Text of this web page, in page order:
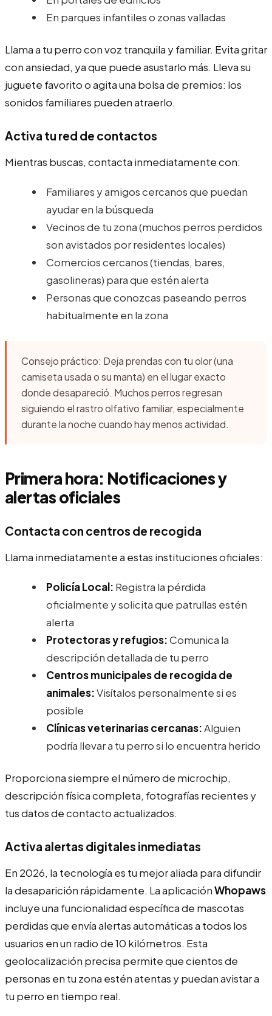
En parques infantiles o zonas valladas
Llama a tu perro con voz tranquila y familiar. Evita gritar
con ansiedad, ya que puede asustarlo más. Lleva su
juguete favorito o agita una bolsa de premios: los
sonidos familiares pueden atraerlo.
Activa tu red de contactos
Mientras buscas, contacta inmediatamente con:
Familiares y amigos cercanos que puedan
ayudar en la búsqueda
Vecinos de tu zona (muchos perros perdidos
son avistados por residentes locales)
Comercios cercanos (tiendas, bares,
gasolineras) para que estén alerta
Personas que conozcas paseando perros
habitualmente en la zona
Consejo práctico: Deja prendas con tu olor (una
camiseta usada o su manta) en el lugar exacto
donde desapareció. Muchos perros regresan
siguiendo el rastro olfativo familiar, especialmente
durante la noche cuando hay menos actividad.
Primera hora: Notificaciones y
alertas oficiales
Contacta con centros de recogida
Llama inmediatamente a estas instituciones oficiales:
Policía Local: Registra la pérdida
oficialmente y solicita que patrullas estén
alerta
Protectoras y refugios:Comunica la
descripción detallada de tu perro
Centros municipales de recogida de
animales:Visítalos personalmente si es
posible
Clínicas veterinarias cercanas:Alguien
podría llevar a tu perro si lo encuentra herido
Proporciona siempre el número de microchip,
descripción física completa, fotografías recientes y
tus datos de contacto actualizados.
Activa alertas digitales inmediatas
En 2026, la tecnología es tu mejor aliada para difundir
la desaparición rápidamente. La aplicaciónWhopaws
incluye una funcionalidad específica de mascotas
perdidas que envía alertas automáticas a todos los
usuarios en un radio de 10 kilómetros. Esta
geolocalización precisa permite que cientos de
personas en tu zona estén atentas y puedan avistar a
tu perro en tiempo real.